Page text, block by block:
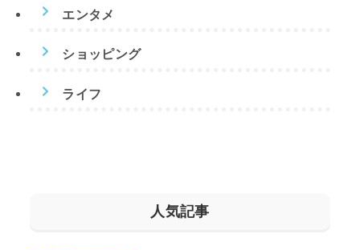
エンタメ
ショッピング
ライフ
人気記事